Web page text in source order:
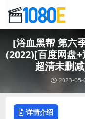
[浴血黑帮 第六
(2022)[百度网盘
超清未删
2023-05-
详情介绍